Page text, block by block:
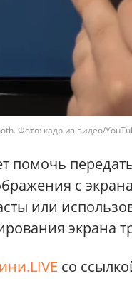
Фото: кадр из видео/
помочь
с
или
экрана
со